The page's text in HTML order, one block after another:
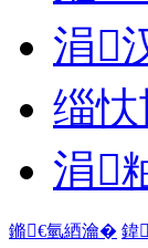
涓
缁
涓
鏅€氫綇瀹� 鍏